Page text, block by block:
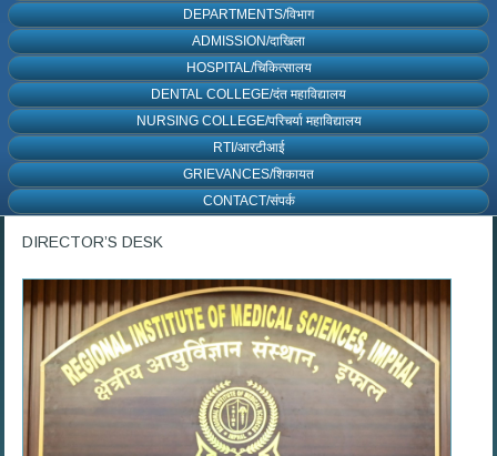
DEPARTMENTS/विभाग
ADMISSION/दाखिला
HOSPITAL/चिकित्सालय
DENTAL COLLEGE/दंत महाविद्यालय
NURSING COLLEGE/परिचर्या महाविद्यालय
RTI/आरटीआई
GRIEVANCES/शिकायत
CONTACT/संपर्क
DIRECTOR’S DESK